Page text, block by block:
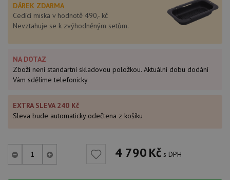
DÁREK ZDARMA
Cedící miska v hodnotě 490,- kč
Nevztahuje se k zvýhodněným setům.
NA DOTAZ
Zboží není standartní skladovou položkou. Aktuální dobu dodání
Vám sdělíme telefonicky
EXTRA SLEVA 240 Kč
Sleva bude automaticky odečtena z košíku
4 790Kč s DPH